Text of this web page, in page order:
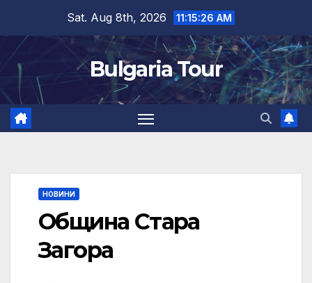
content
Sat. Aug 8th, 2026 11:15:27 AM
Bulgaria Tour
НОВИНИ
Община Стара
Загора